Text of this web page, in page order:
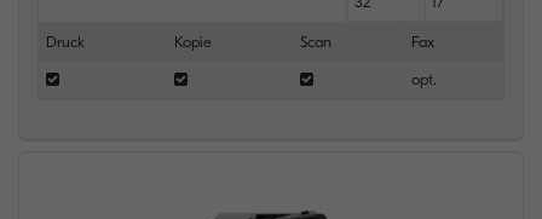
Druck Kopie Scan Fax
opt.